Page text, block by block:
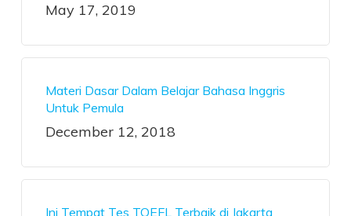
May 17, 2019
Materi Dasar Dalam Belajar Bahasa Inggris
Untuk Pemula
December 12, 2018
Ini Tempat Tes TOEFL Terbaik di Jakarta